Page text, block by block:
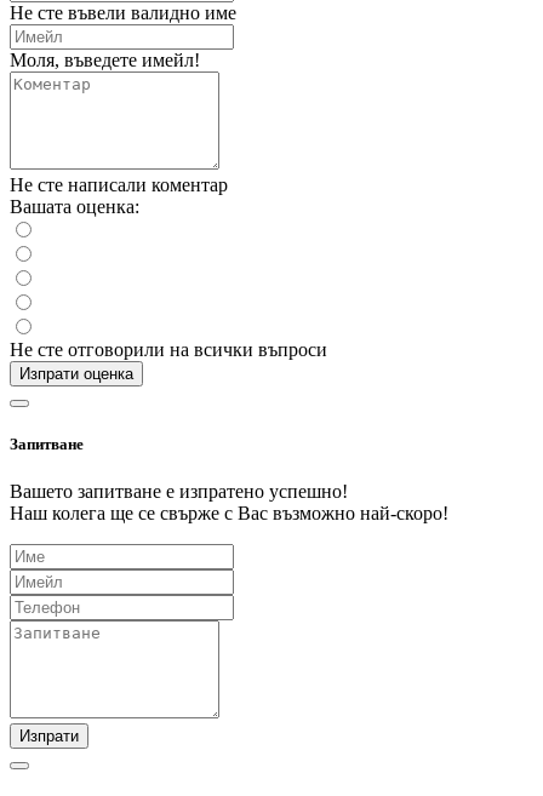
Не сте въвели валидно име
Моля, въведете имейл!
Не сте написали коментар
Вашата оценка:
Не сте отговорили на всички въпроси
Изпрати оценка
Запитване
Вашето запитване е изпратено успешно!
Наш колега ще се свърже с Вас възможно най-скоро!
Изпрати